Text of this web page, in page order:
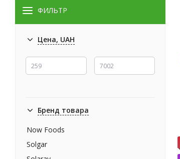
ФИЛЬТР
Цена, UAH
Бренд товара
Now Foods
Solgar